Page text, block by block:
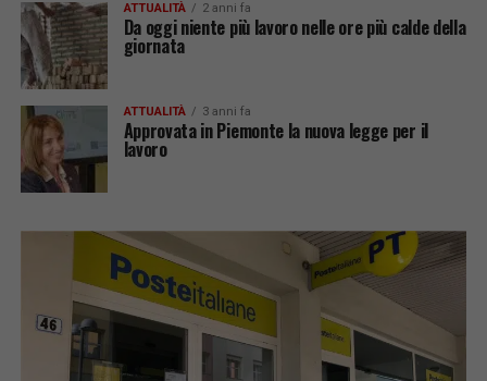
ATTUALITÀ 2 anni fa
Da oggi niente più lavoro nelle ore più calde della
giornata
ATTUALITÀ 3 anni fa
Approvata in Piemonte la nuova legge per il
lavoro